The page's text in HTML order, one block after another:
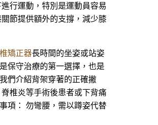
行運動，特別是運動員容易
節提供額外的支撐，減少膝
矯正器長時間的坐姿或站姿
保守治療的第一選擇，也是
們介紹背架穿著的正確撇
椎炎等手術後患者或下背痛
項： 勿彎腰，需以蹲姿代替